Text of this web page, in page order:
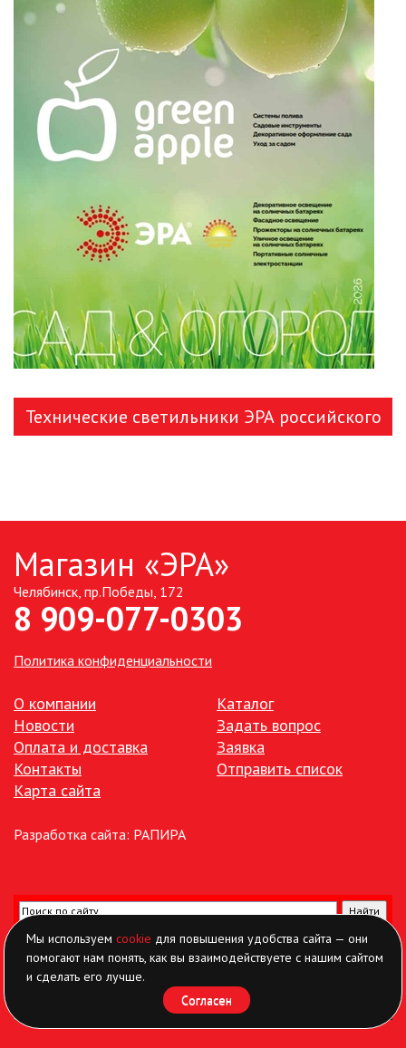
Технические светильники ЭРА российского
Магазин «ЭРА»
Челябинск, пр.Победы, 172
8 909-077-0303
Политика конфиденциальности
О компании
Новости
Оплата и доставка
Контакты
Карта сайта
Каталог
Задать вопрос
Заявка
Отправить список
Разработка сайта: РАПИРА
Мы используемcookie для повышения удобства сайта — они
помогают нам понять, как вы взаимодействуете с нашим сайтом
и сделать его лучше.
Согласен